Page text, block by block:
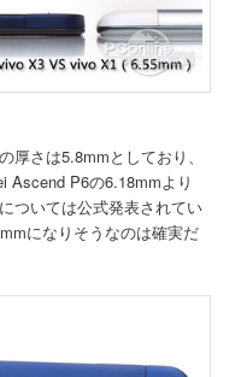
厚さは5.8mmとしており、
Ascend P6の6.18mmより
ついては公式発表されてい
になりそうなのは確実だ